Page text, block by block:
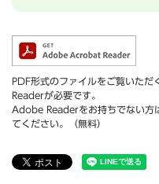
PDF形式のファイルをご覧いた
Readerが必要です。
Adobe Readerをお持ちでない方
てください。（無料）